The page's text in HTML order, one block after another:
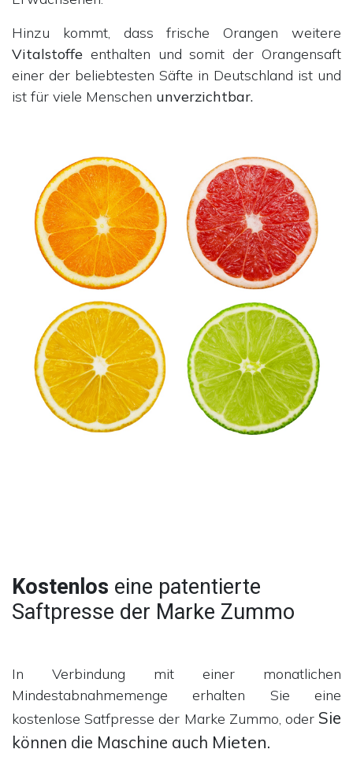
Hinzu kommt, dass frische Orangen weitere
Vitalstoffe enthalten und somit der Orangensaft
einer der beliebtesten Säfte in Deutschland ist und
ist für viele Menschen unverzichtbar.
Kostenlos eine patentierte
Saftpresse der Marke Zummo
In Verbindung mit einer monatlichen
Mindestabnahmemenge erhalten Sie eine
kostenlose Satfpresse der Marke Zummo, oder Sie
können die Maschine auch Mieten.